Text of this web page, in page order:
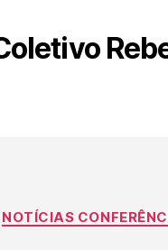
NOTÍCIAS